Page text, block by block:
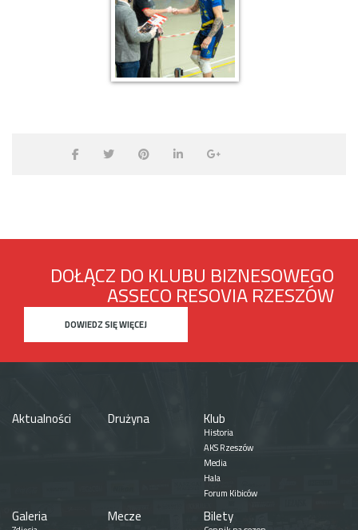
DOŁĄCZ DO KLUBU BIZNESOWEGO
ASSECO RESOVIA RZESZÓW
DOWIEDZ SIĘ WIĘCEJ
Aktualności Drużyna Klub
Historia
AKS Rzeszów
Media
Hala
Forum Kibiców
Galeria Mecze Bilety